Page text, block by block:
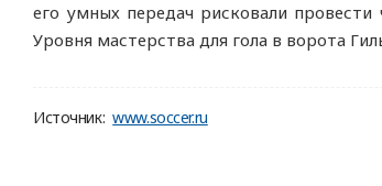
его умных передач рисковали
Уровня мастерства для гола в ворота
Источник: www.soccer.ru